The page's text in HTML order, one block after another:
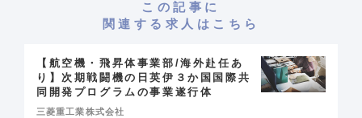
この記事に
関連する求人はこちら
【航空機・飛昇体事業部/海外赴任あ
り】次期戦闘機の日英伊３か国国際共
同開発プログラムの事業遂行体
三菱重工業株式会社